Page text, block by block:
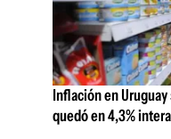
Inflación en
quedó en 4,3%